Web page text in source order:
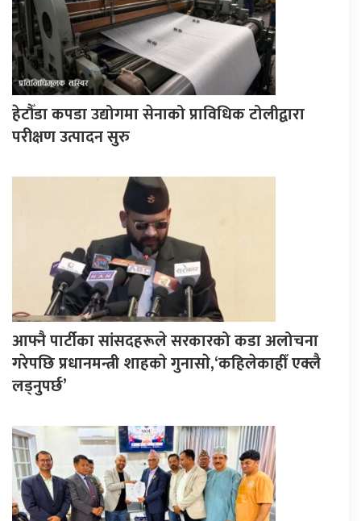
हेटौँडा कपडा उद्योगमा सेनाको प्राविधिक टोलीद्वारा
परीक्षण उत्पादन सुरु
आफ्नै पार्टीका सांसदहरूले सरकारको कडा अलोचना
गरेपछि प्रधानमन्त्री शाहकाे गुनासाे,‘कहिलेकाहीँ एक्लै
लड्नुपर्छ’